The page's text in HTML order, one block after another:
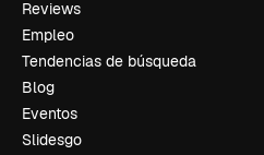
Reviews
Empleo
Tendencias de búsqueda
Blog
Eventos
Slidesgo